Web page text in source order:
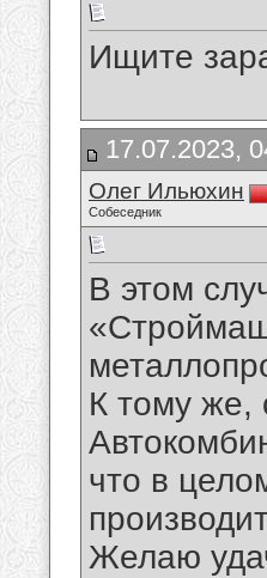
Ищите
17.07.2023,
Олег Ильюхин
Собеседник
В этом
К тому же,
что в
Желаю